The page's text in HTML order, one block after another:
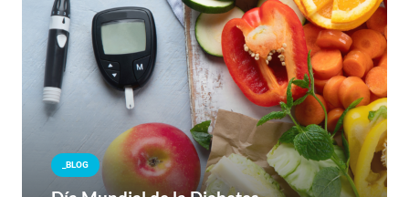
_BLOG